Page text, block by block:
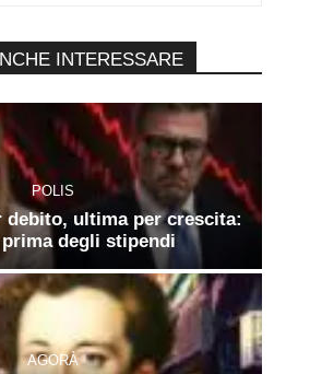
INTERESSARE
POLIS
debito, ultima per crescita:
degli stipendi
AGORÀ